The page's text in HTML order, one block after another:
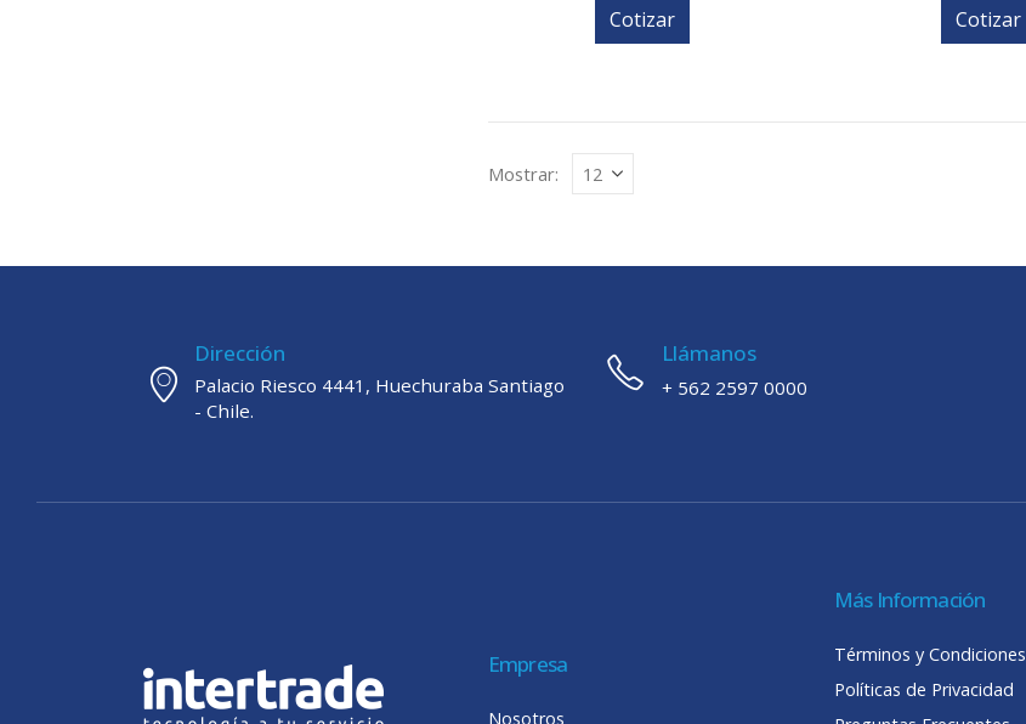
Cotizar Cotizar
Mostrar:
Dirección
Palacio Riesco 4441, Huechuraba Santiago
- Chile.
Llámanos
+ 562 2597 0000
Empresa
Nosotros
Más Información
Términos y Condiciones
Políticas de Privacidad